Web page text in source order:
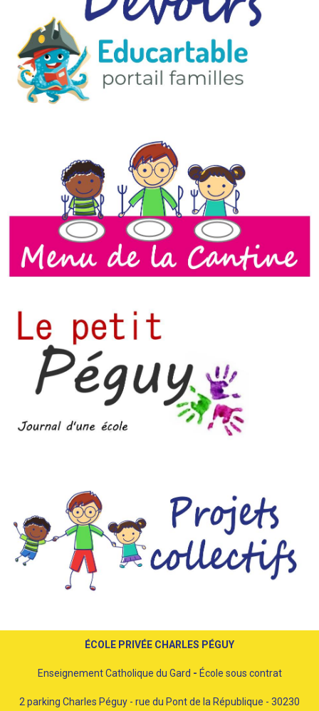
ÉCOLE PRIVÉE CHARLES PÉGUY
Enseignement Catholique du Gard - École sous contrat
2 parking Charles Péguy - rue du Pont de la République - 30230